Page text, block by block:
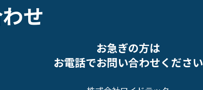
せ
お急ぎの方は
お電話でお問い合わせください